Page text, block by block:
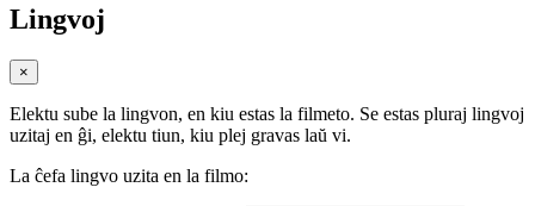
Lingvoj
×
Elektu sube la lingvon, en kiu estas la filmeto. Se estas pluraj lingvoj
uzitaj en ĝi, elektu tiun, kiu plej gravas laŭ vi.
La ĉefa lingvo uzita en la filmo: